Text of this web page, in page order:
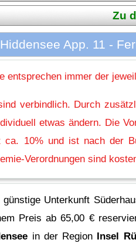
Zu
App. 11 -
entsprechen immer der
verbindlich. Durch
etwas ändern. Die
ca. 10% und ist nach der
Verordnungen sind
Unterkunft
Preis ab 65,00 €
in der Region Insel